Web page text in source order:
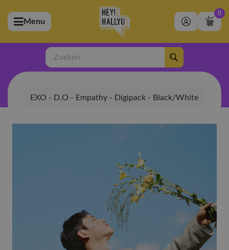
(Artiesten)
(Merchandise)
(Exclusive)
(Winkel)
Menu
0
Zoeken
EXO - D.O - Empathy - Digipack - Black/White